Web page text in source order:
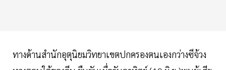
ทางด้านสำนักอุตุนิยมวิทยาเขตปกครองตนเองกว่างซีจ้วง